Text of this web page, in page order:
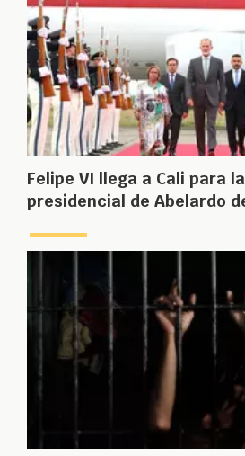
Felipe VI llega a Cali para
presidencial de Abelardo